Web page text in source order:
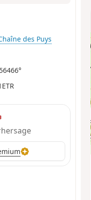
des Puys